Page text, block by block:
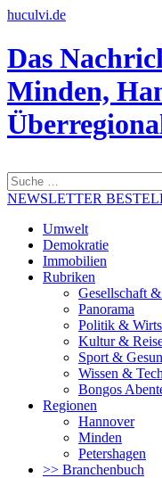
huculvi.de
Das
Minden,
nach:
NEWSLETTER
Umwelt
Demokratie
Immobilien
Rubriken
Gesellschaft
Panorama
Politik &
Kultur &
Sport &
Wissen &
Bongos
Regionen
Hannover
Minden
Petershagen
>> Branchenbuch